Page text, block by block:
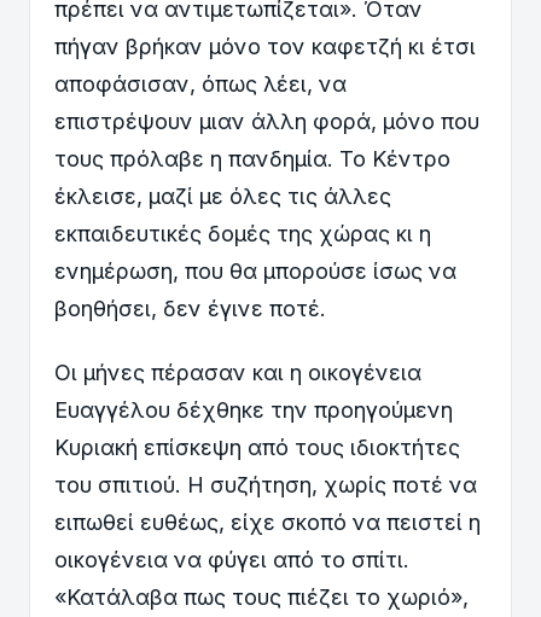
πρέπει να αντιμετωπίζεται». Όταν
πήγαν βρήκαν μόνο τον καφετζή κι έτσι
αποφάσισαν, όπως λέει, να
επιστρέψουν μιαν άλλη φορά, μόνο που
τους πρόλαβε η πανδημία. Το Κέντρο
έκλεισε, μαζί με όλες τις άλλες
εκπαιδευτικές δομές της χώρας κι η
ενημέρωση, που θα μπορούσε ίσως να
βοηθήσει, δεν έγινε ποτέ.
Οι μήνες πέρασαν και η οικογένεια
Ευαγγέλου δέχθηκε την προηγούμενη
Κυριακή επίσκεψη από τους ιδιοκτήτες
του σπιτιού. Η συζήτηση, χωρίς ποτέ να
ειπωθεί ευθέως, είχε σκοπό να πειστεί η
οικογένεια να φύγει από το σπίτι.
«Κατάλαβα πως τους πιέζει το χωριό»,